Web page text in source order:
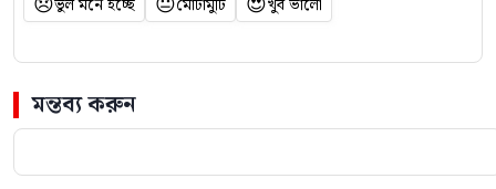
ভুল মনে হচ্ছে মোটামুটি খুব ভালো
মন্তব্য করুন